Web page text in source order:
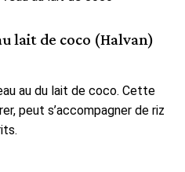
lait de coco (Halvan)
au du lait de coco. Cette
peut s’accompagner de riz